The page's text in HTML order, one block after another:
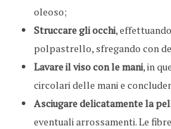
oleoso;
Struccare gli occhi,
polpastrello, sfregando con
Lavare il viso con le mani, in
circolari delle mani e
Asciugare delicatamente la
eventuali arrossamenti. Le